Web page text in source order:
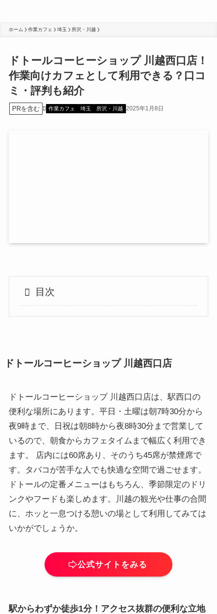
ホーム 作業カフェ 埼玉 所沢・川越
ドトールコーヒーショップ 川越西口店！
作業向けカフェとして利用できる？口コ
ミ・評判も紹介
PRを含む 作業カフェ 埼玉 所沢・川越 2025年1月8日
目次
ドトールコーヒーショップ 川越西口店
ドトールコーヒーショップ 川越西口店は、駅西口の
便利な場所にあります。平日・土曜は朝7時30分から
夜9時まで、日祝は朝8時から夜8時30分まで営業して
いるので、朝食からカフェタイムまで幅広く利用でき
ます。 店内には60席あり、そのうち45席が禁煙席で
す。タバコが苦手な人でも快適な空間で過ごせます。
ドトールの定番メニューはもちろん、季節限定のドリ
ンクやフードも楽しめます。川越の観光や仕事の合間
に、ホッと一息つける憩いの場として利用してみては
いかがでしょうか。
公式サイトをみる
駅からわずか徒歩1分！アクセス抜群の便利な立地